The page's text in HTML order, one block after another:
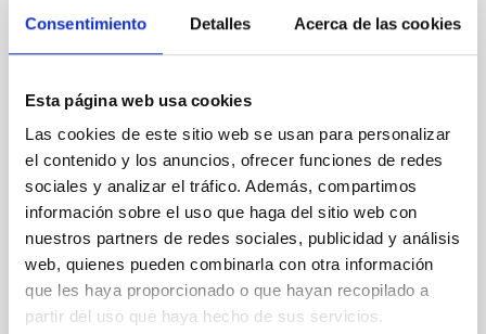
Consentimiento Detalles Acerca de las cookies
Esta página web usa cookies
Las cookies de este sitio web se usan para personalizar
el contenido y los anuncios, ofrecer funciones de redes
sociales y analizar el tráfico. Además, compartimos
información sobre el uso que haga del sitio web con
nuestros partners de redes sociales, publicidad y análisis
web, quienes pueden combinarla con otra información
que les haya proporcionado o que hayan recopilado a
partir del uso que haya hecho de sus servicios.
Sol en Palencia gracias al IAC y al proyecto
NATE
Más de un siglo después de haber permanecido
olvidado en el desván de un monasterio, un
telescopio histórico del siglo XIX vuelve a apuntar
hacia el firmamento para captar un eclipse total de
Sol. El instrumento, un refractor del reputado
fabricante Breton Frères, Paris que formó parte del
equipamiento científico desplegado en Palencia
durante el histórico eclipse solar total de 1905. Ahora,